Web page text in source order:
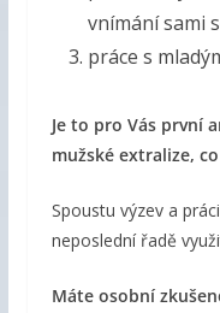
vnímání sami
práce s
Je to pro Vás první
mužské extralize,
Spoustu výzev a
neposlední řadě
Máte osobní